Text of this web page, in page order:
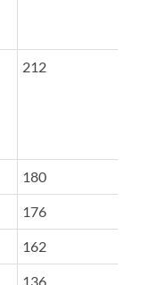
212
180
176
162
136